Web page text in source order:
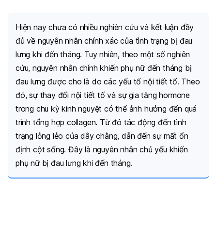
Hiện nay chưa có nhiều nghiên cứu và kết luận đầy
đủ về nguyên nhân chính xác của tình trạng bị đau
lưng khi đến tháng. Tuy nhiên, theo một số nghiên
cứu, nguyên nhân chính khiến phụ nữ đến tháng bị
đau lưng được cho là do các yếu tố nội tiết tố. Theo
đó, sự thay đổi nội tiết tố và sự gia tăng hormone
trong chu kỳ kinh nguyệt có thể ảnh hưởng đến quá
trình tổng hợp collagen. Từ đó tác động đến tình
trạng lỏng lẻo của dây chằng, dẫn đến sự mất ổn
định cột sống. Đây là nguyên nhân chủ yếu khiến
phụ nữ bị đau lưng khi đến tháng.